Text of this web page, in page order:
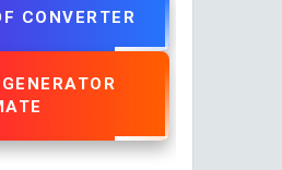
CONVERTER